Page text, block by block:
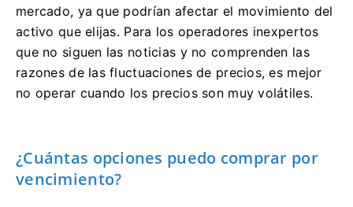
mercado, ya que podrían afectar el movimiento del
activo que elijas. Para los operadores inexpertos
que no siguen las noticias y no comprenden las
razones de las fluctuaciones de precios, es mejor
no operar cuando los precios son muy volátiles.
¿Cuántas opciones puedo comprar por
vencimiento?